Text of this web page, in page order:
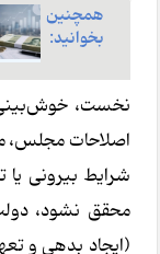
همچنین
بخوانید:
نخست، خوش‌بینی
اصلاحات مجلس،
شرایط بیرونی
محقق نشود،
(ایجاد بدهی و